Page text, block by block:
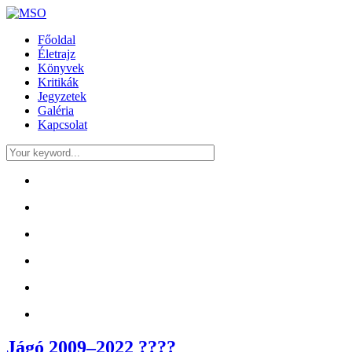
Főoldal
Életrajz
Könyvek
Kritikák
Jegyzetek
Galéria
Kapcsolat
Jágó 2009–2022 ????